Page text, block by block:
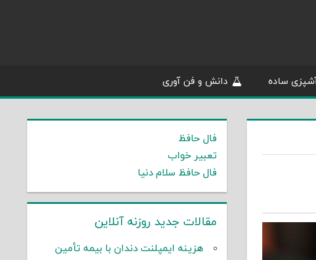
ساده دانش و فن آوری
فال حافظ
تعبیر خواب
فال حافظ سلام دنیا
مقالات جدید روزنه آنلاین
هزینه ایمپلنت دندان با بیمه تأمین